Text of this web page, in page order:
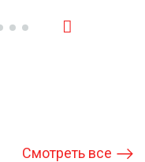
Смотреть все